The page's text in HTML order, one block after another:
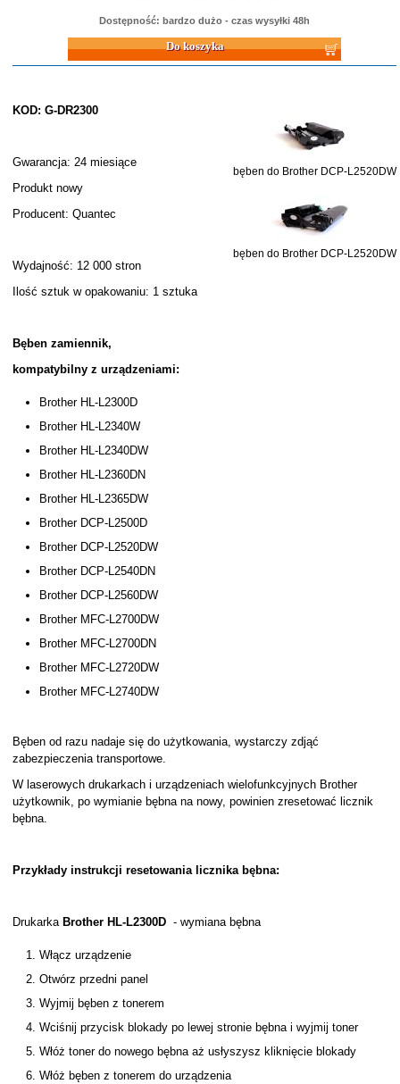
Dostępność: bardzo dużo - czas wysyłki 48h
Do koszyka
bęben do Brother DCP-L2520DW
bęben do Brother DCP-L2520DW
KOD: G-DR2300
Gwarancja: 24 miesiące
Produkt nowy
Producent: Quantec
Wydajność: 12 000 stron
Ilość sztuk w opakowaniu: 1 sztuka
Bęben zamiennik,
kompatybilny z urządzeniami:
Brother HL-L2300D
Brother HL-L2340W
Brother HL-L2340DW
Brother HL-L2360DN
Brother HL-L2365DW
Brother DCP-L2500D
Brother DCP-L2520DW
Brother DCP-L2540DN
Brother DCP-L2560DW
Brother MFC-L2700DW
Brother MFC-L2700DN
Brother MFC-L2720DW
Brother MFC-L2740DW
Bęben od razu nadaje się do użytkowania, wystarczy zdjąć
zabezpieczenia transportowe.
W laserowych drukarkach i urządzeniach wielofunkcyjnych Brother
użytkownik, po wymianie bębna na nowy, powinien zresetować licznik
bębna.
Przykłady instrukcji resetowania licznika bębna:
Drukarka Brother HL-L2300D - wymiana bębna
Włącz urządzenie
Otwórz przedni panel
Wyjmij bęben z tonerem
Wciśnij przycisk blokady po lewej stronie bębna i wyjmij toner
Włóż toner do nowego bębna aż usłyszysz kliknięcie blokady
Włóż bęben z tonerem do urządzenia